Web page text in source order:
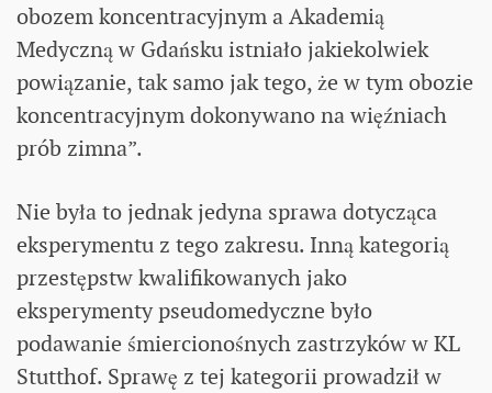
obozem koncentracyjnym a Akademią
Medyczną w Gdańsku istniało jakiekolwiek
powiązanie, tak samo jak tego, że w tym obozie
koncentracyjnym dokonywano na więźniach
prób zimna”.
Nie była to jednak jedyna sprawa dotycząca
eksperymentu z tego zakresu. Inną kategorią
przestępstw kwalifikowanych jako
eksperymenty pseudomedyczne było
podawanie śmiercionośnych zastrzyków w KL
Stutthof. Sprawę z tej kategorii prowadził w